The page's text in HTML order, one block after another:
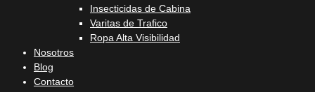
Insecticidas de Cabina
Varitas de Trafico
Ropa Alta Visibilidad
Nosotros
Blog
Contacto